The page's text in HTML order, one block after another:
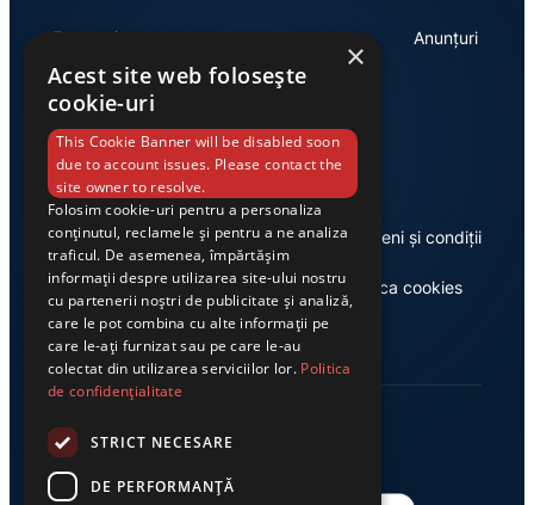
Economie Anunțuri
Link-uri utile
Despre noi
Casa de editură Exclusiv
Termeni și condiții
Politica cookies
×
Acest site web folosește
cookie-uri
This Cookie Banner will be disabled soon
due to account issues. Please contact the
site owner to resolve.
Folosim cookie-uri pentru a personaliza
conținutul, reclamele și pentru a ne analiza
traficul. De asemenea, împărtășim
informații despre utilizarea site-ului nostru
cu partenerii noștri de publicitate și analiză,
care le pot combina cu alte informații pe
care le-ați furnizat sau pe care le-au
colectat din utilizarea serviciilor lor. Politica
de confidențialitate
STRICT NECESARE
DE PERFORMANȚĂ